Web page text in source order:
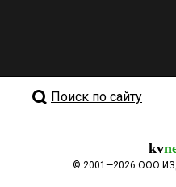
Поиск по сайту
kv
© 2001—2026 ООО